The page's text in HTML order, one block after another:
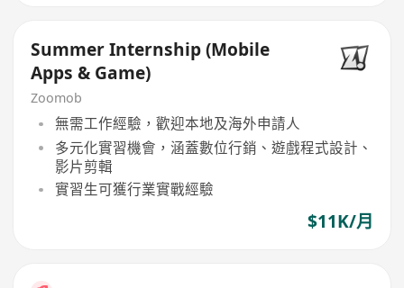
Summer Internship (Mobile
Apps & Game)
Zoomob
無需工作經驗，歡迎本地及海外申請人
多元化實習機會，涵蓋數位行銷、遊戲程式設計、
影片剪輯
實習生可獲行業實戰經驗
$11K/月